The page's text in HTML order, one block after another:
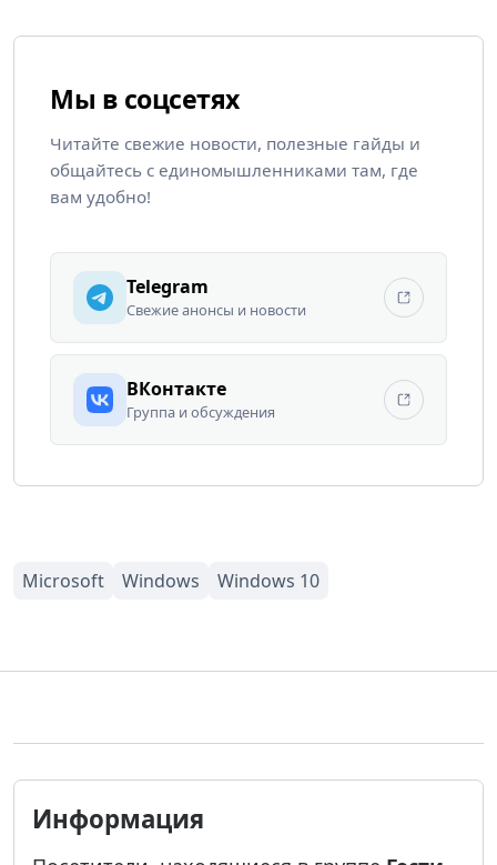
Мы в соцсетях
Читайте свежие новости, полезные гайды и
общайтесь с единомышленниками там, где
вам удобно!
Telegram
Свежие анонсы и новости
ВКонтакте
Группа и обсуждения
Информация